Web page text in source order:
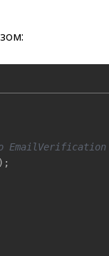
EmailVerification